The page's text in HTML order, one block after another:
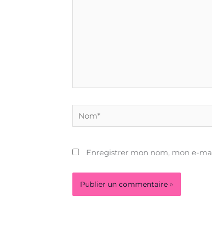
Nom*
Enregistrer mon nom, mon e-